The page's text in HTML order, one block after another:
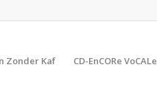
Zonder Kaf CD-EnCORe VoCALe